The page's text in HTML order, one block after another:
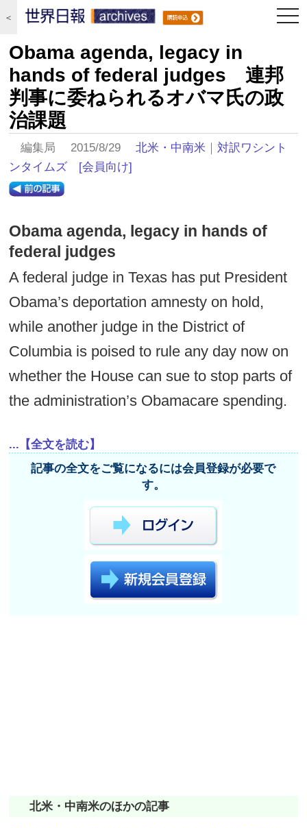
＜
Obama agenda, legacy in
hands of federal judges 連邦
判事に委ねられるオバマ氏の政
治課題
編集局 2015/8/29北米・中南米 ｜対訳ワシント
ンタイムズ
[会員向け]
Obama agenda, legacy in hands of
federal judges
A federal judge in Texas has put President
Obama’s deportation amnesty on hold,
while another judge in the District of
Columbia is poised to rule any day now on
whether the House can sue to stop parts of
the administration’s Obamacare spending.
...【全文を読む】
記事の全文をご覧になるには会員登録が必要で
す。
北米・中南米のほかの記事